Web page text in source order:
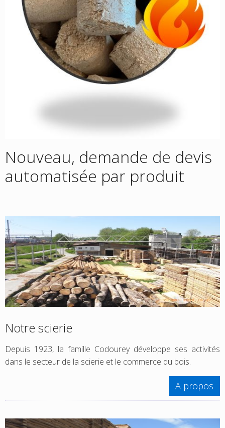
Nouveau, demande de devis
automatisée par produit
Notre scierie
Depuis 1923, la famille Codourey développe ses activités
dans le secteur de la scierie et le commerce du bois.
A propos